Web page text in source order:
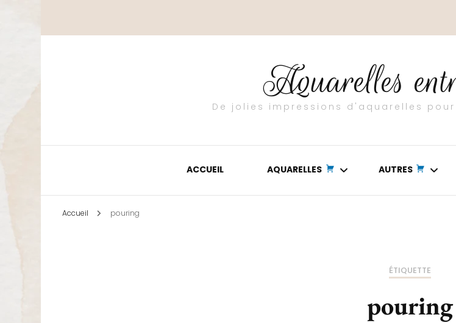
Aquarelles
De jolies impressions d'aquarelles
ACCUEIL AQUARELLES AUTRES
Accueil pouring
ÉTIQUETTE
pouring